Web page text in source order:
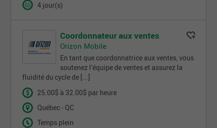
4 jour(s)
Coordonnateur aux ventes
Orizon Mobile
En tant que coordonnatrice aux ventes, vous
soutenez l’équipe de ventes et assurez la
fluidité du cycle de [...]
25.00$ à 32.00$ par heure
Québec - QC
Temps plein